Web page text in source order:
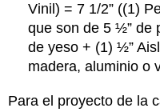
Vinil) = 7 1/2” ((1)
que son de 5 ½” de
de yeso + (1) ½”
madera, aluminio o
Para el proyecto de la